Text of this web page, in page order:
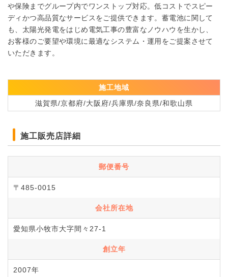
や保険までグループ内でワンストップ対応。低コストでスピー
ディかつ高品質なサービスをご提供できます。蓄電池に関して
も、太陽光発電をはじめ電気工事の豊富なノウハウを生かし、
お客様のご要望や環境に最適なシステム・運用をご提案させて
いただきます。
施工地域
滋賀県/京都府/大阪府/兵庫県/奈良県/和歌山県
施工販売店詳細
郵便番号
〒485-0015
会社所在地
愛知県小牧市大字間々27-1
創立年
2007年